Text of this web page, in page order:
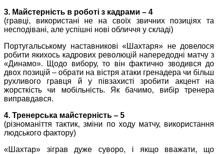
3. Майстерність в роботі з кадрами – 4
(гравці, використані не на своїх звичних позиціях та
несподівані, але успішні нові обличчя у складі)
Португальському наставникові «Шахтаря» не довелося
робити якихось кадрових революцій напередодні матчу з
«Динамо». Щодо вибору, то він фактично зводився до
двох позицій – обрати на вістря атаки гренадера чи більш
рухливого гравця й у півзахисті зробити акцент на
жорсткість чи мобільність. Як бачимо, вибір тренера
виправдався.
4. Тренерська майстерність – 5
(різноманіття тактик, зміни по ходу матчу, використання
людського фактору)
«Шахтар» зіграв дуже суворо, і якщо вважати, що